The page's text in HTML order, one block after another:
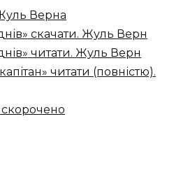
Верна
скачати. Жуль Верн
читати. Жуль Верн
читати (повністю).